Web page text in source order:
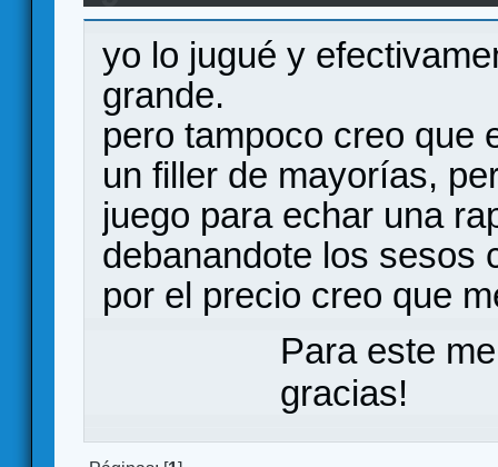
yo lo jugué y
grande.
pero tampoco creo que
un filler de mayorías,
juego para echar una
debanandote los sesos
por el precio creo que
Para este
gracias!